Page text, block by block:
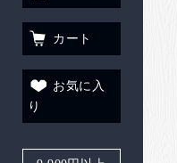
カート
お気に入
り